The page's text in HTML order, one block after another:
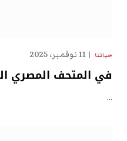
حياتنا 11 نوفمبر، 2025
في المتحف المصري
…